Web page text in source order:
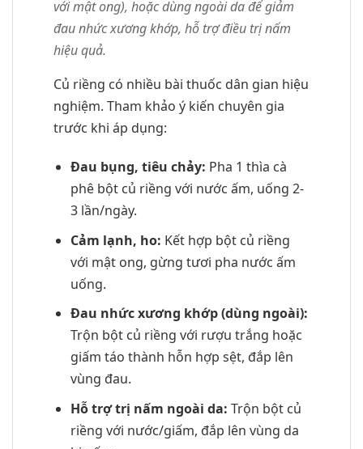
với mật ong), hoặc dùng ngoài da để giảm
đau nhức xương khớp, hỗ trợ điều trị nấm
hiệu quả.
Củ riềng có nhiều bài thuốc dân gian hiệu
nghiệm. Tham khảo ý kiến chuyên gia
trước khi áp dụng:
Đau bụng, tiêu chảy: Pha 1 thìa cà
phê bột củ riềng với nước ấm, uống 2-
3 lần/ngày.
Cảm lạnh, ho: Kết hợp bột củ riềng
với mật ong, gừng tươi pha nước ấm
uống.
Đau nhức xương khớp (dùng ngoài):
Trộn bột củ riềng với rượu trắng hoặc
giấm táo thành hỗn hợp sệt, đắp lên
vùng đau.
Hỗ trợ trị nấm ngoài da: Trộn bột củ
riềng với nước/giấm, đắp lên vùng da